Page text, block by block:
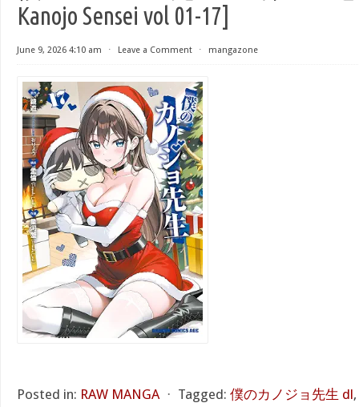
Kanojo Sensei vol 01-17]
June 9, 2026 4:10 am ⋅ Leave a Comment ⋅ mangazone
Posted in: RAW MANGA ⋅ Tagged: 僕のカノジョ先生 dl,